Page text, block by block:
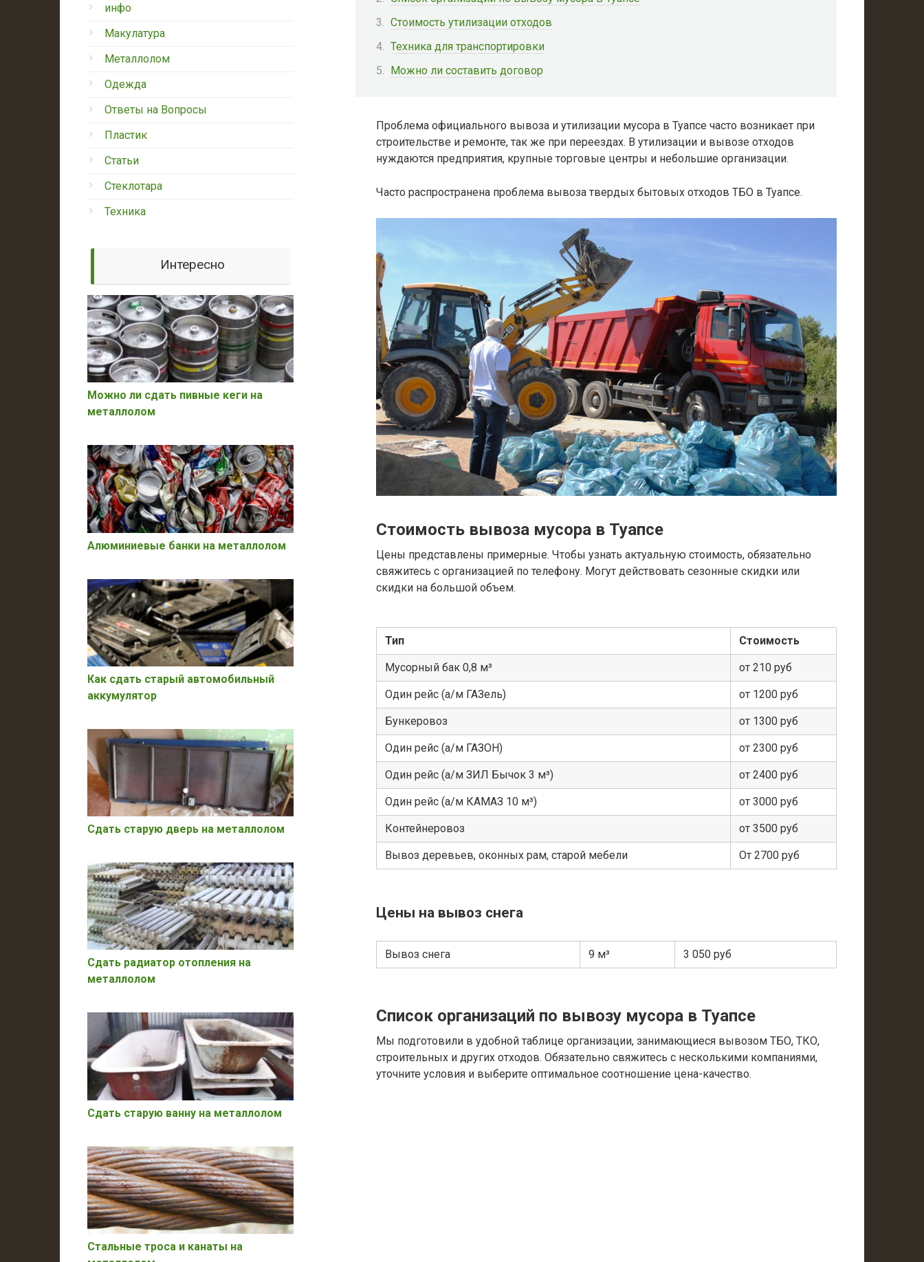
Стоимость утилизации отходов
Техника для транспортировки
Можно ли составить договор
Проблема официального вывоза и утилизации мусора в Туапсе часто возникает при
строительстве и ремонте, так же при переездах. В утилизации и вывозе отходов
нуждаются предприятия, крупные торговые центры и небольшие организации.
Часто распространена проблема вывоза твердых бытовых отходов ТБО в Туапсе.
Стоимость вывоза мусора в Туапсе
Цены представлены примерные. Чтобы узнать актуальную стоимость, обязательно
свяжитесь с организацией по телефону. Могут действовать сезонные скидки или
скидки на большой объем.
Тип Стоимость
Мусорный бак 0,8 м³ от 210 руб
Один рейс (а/м ГАЗель) от 1200 руб
Бункеровоз от 1300 руб
Один рейс (а/м ГАЗОН) от 2300 руб
Один рейс (а/м ЗИЛ Бычок 3 м³) от 2400 руб
Один рейс (а/м КАМАЗ 10 м³) от 3000 руб
Контейнеровоз от 3500 руб
Вывоз деревьев, оконных рам, старой мебели От 2700 руб
Цены на вывоз снега
Вывоз снега 9 м³ 3 050 руб
Список организаций по вывозу мусора в Туапсе
Мы подготовили в удобной таблице организации, занимающиеся вывозом ТБО, ТКО,
строительных и других отходов. Обязательно свяжитесь с несколькими компаниями,
уточните условия и выберите оптимальное соотношение цена-качество.
инфо
Макулатура
Металлолом
Одежда
Ответы на Вопросы
Пластик
Статьи
Стеклотара
Техника
Интересно
Можно ли сдать пивные кеги на
металлолом
Алюминиевые банки на металлолом
Как сдать старый автомобильный
аккумулятор
Сдать старую дверь на металлолом
Сдать радиатор отопления на
металлолом
Сдать старую ванну на металлолом
Стальные троса и канаты на